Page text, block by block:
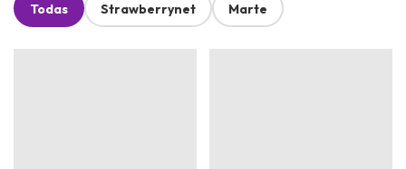
Todas Strawberrynet Marte